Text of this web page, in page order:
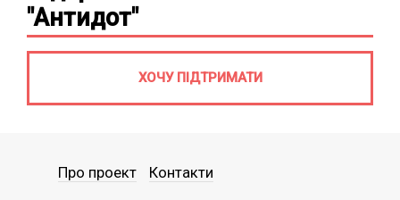
"Антидот"
ХОЧУ ПІДТРИМАТИ
Про проект Контакти